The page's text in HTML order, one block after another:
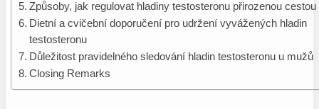
Způsoby, jak regulovat hladiny testosteronu přirozenou cestou
Dietní a cvičební doporučení pro udržení vyvážených hladin
testosteronu
Důležitost pravidelného sledování hladin testosteronu u mužů
Closing Remarks